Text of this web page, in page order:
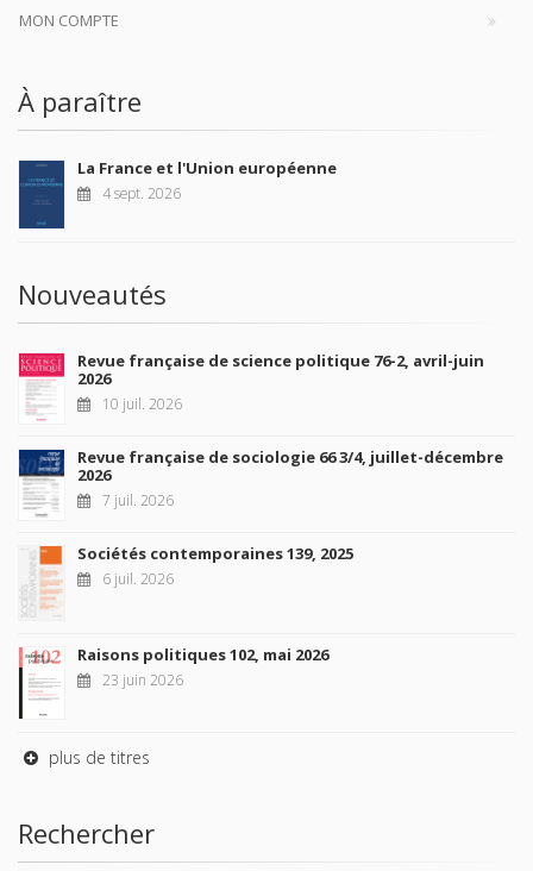
MON COMPTE
À paraître
La France et l'Union européenne
4 sept. 2026
Nouveautés
Revue française de science politique 76-2, avril-juin
2026
10 juil. 2026
Revue française de sociologie 66 3/4, juillet-décembre
2026
7 juil. 2026
Sociétés contemporaines 139, 2025
6 juil. 2026
Raisons politiques 102, mai 2026
23 juin 2026
plus de titres
Rechercher